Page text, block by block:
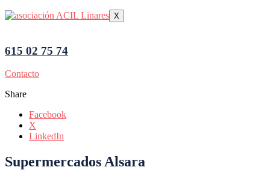
X
615 02 75 74
Contacto
Share
Facebook
X
LinkedIn
Supermercados Alsara